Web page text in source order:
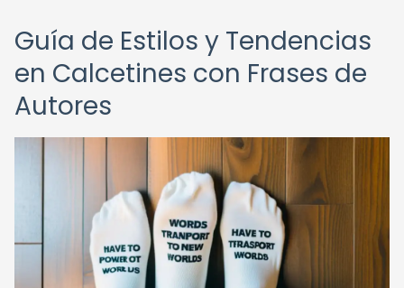
Guía de Estilos y Tendencias
en Calcetines con Frases de
Autores